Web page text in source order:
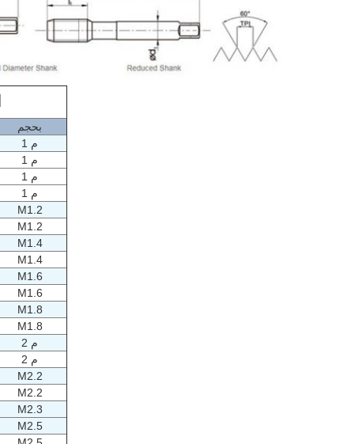
بحجم
م 1
م 1
م 1
م 1
M1.2
M1.2
M1.4
M1.4
M1.6
M1.6
M1.8
M1.8
م 2
م 2
M2.2
M2.2
M2.3
M2.5